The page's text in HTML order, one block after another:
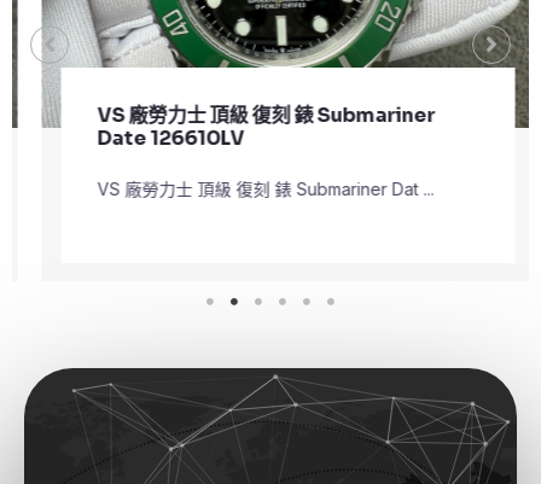
VS 廠勞力士 頂級 復刻 錶 Submariner
Date 126610LV
VS 廠勞力士 頂級 復刻 錶 Submariner Dat ...